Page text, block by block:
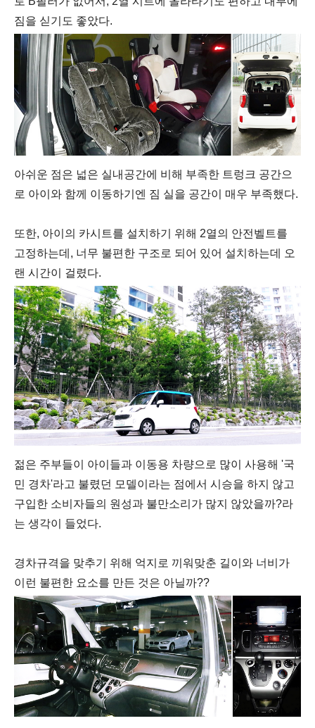
짐을 싣기도 좋았다.
아쉬운 점은 넓은 실내공간에 비해 부족한 트렁크 공간으
로 아이와 함께 이동하기엔 짐 실을 공간이 매우 부족했다.
또한, 아이의 카시트를 설치하기 위해 2열의 안전벨트를
고정하는데, 너무 불편한 구조로 되어 있어 설치하는데 오
랜 시간이 걸렸다.
젊은 주부들이 아이들과 이동용 차량으로 많이 사용해 '국
민 경차'라고 불렸던 모델이라는 점에서 시승을 하지 않고
구입한 소비자들의 원성과 불만소리가 많지 않았을까?라
는 생각이 들었다.
경차규격을 맞추기 위해 억지로 끼워맞춘 길이와 너비가
이런 불편한 요소를 만든 것은 아닐까??